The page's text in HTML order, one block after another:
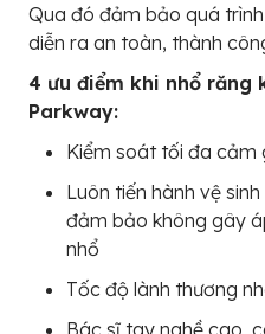
Qua đó đảm bảo quá
diễn ra an toàn, thành
4 ưu điểm khi nhổ răng
Parkway:
Kiểm soát tối đa cảm
Luôn tiến hành vệ
đảm bảo không gây
nhổ
Tốc độ lành thương
Bác sĩ tay nghề cao,